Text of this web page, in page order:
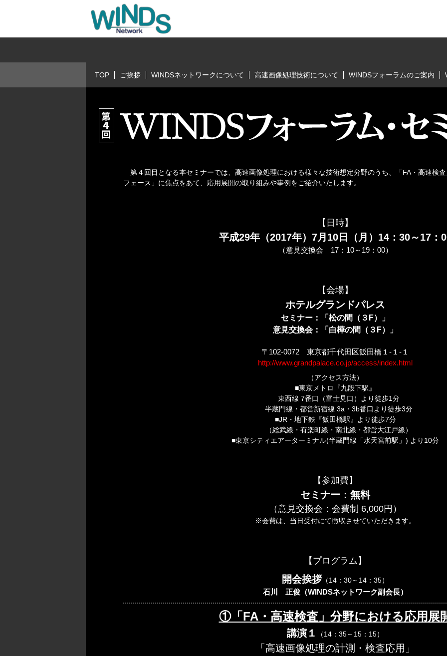
TOP ご挨拶 WINDSネットワークについて 高速画像処理技術について WINDSフォーラムのご案内
第４回目となる本セミナーでは、高速画像処理における様々な技術想定分野のうち、「FA・高速検
フェース」に焦点をあて、応用展開の取り組みや事例をご紹介いたします。
【日時】
平成29年（2017年）7月10日（月）14：30～17：
（意見交換会 17：10～19：00）
【会場】
ホテルグランドパレス
セミナー：「松の間（３F）」
意見交換会：「白樺の間（３F）」
〒102-0072 東京都千代田区飯田橋１-１-１
http://www.grandpalace.co.jp/access/index.html
（アクセス方法）
■東京メトロ『九段下駅』
東西線 7番口（富士見口）より徒歩1分
半蔵門線・都営新宿線 3a・3b番口より徒歩3分
■JR・地下鉄『飯田橋駅』より徒歩7分
（総武線・有楽町線・南北線・都営大江戸線）
■東京シティエアーターミナル(半蔵門線「水天宮前駅」) より10分
【参加費】
セミナー：無料
（意見交換会：会費制 6,000円）
※会費は、当日受付にて徴収させていただきます。
【プログラム】
開会挨拶（14：30～14：35）
石川 正俊（WINDSネットワーク副会長）
①「FA・高速検査」分野における応用展
講演１ （14：35～15：15）
「高速画像処理の計測・検査応用」